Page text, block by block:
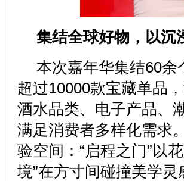
集结全球好物，以沉
本次嘉年华集结60
超过10000款宝藏单品
酒水品类、电子产品、
满足消费者多样化需求
验空间：“启程之门”以
境”在方寸间碰撞美学灵